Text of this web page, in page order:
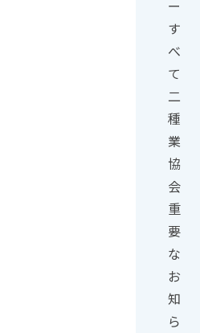
ー
す
べ
て
二
種
業
協
会
重
要
な
お
知
ら